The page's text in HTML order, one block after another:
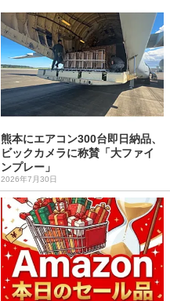
熊本にエアコン300台即日納品、
ビックカメラに称賛「大ファイ
ンプレー」
2026年7月30日